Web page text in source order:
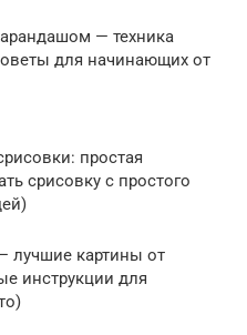
— техника
для начинающих от
простая
срисовку с простого
лучшие картины от
инструкции для